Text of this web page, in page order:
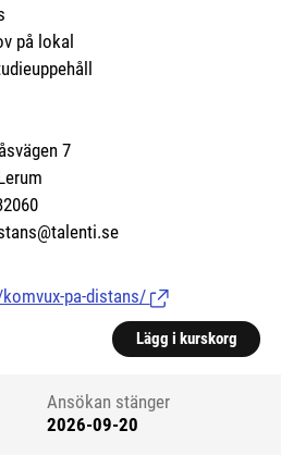
lokal
7
pa-distans/ (Länk till extern
Lägg i kurskorg
Ansökan stänger
2026-09-20